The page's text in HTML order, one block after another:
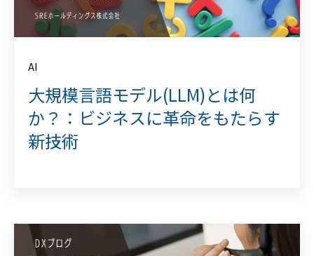
AI
大規模言語モデル(LLM)とは何
か？：ビジネスに革命をもたらす
新技術